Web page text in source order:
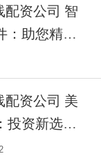
：助您精准
机！
投资新选
并存